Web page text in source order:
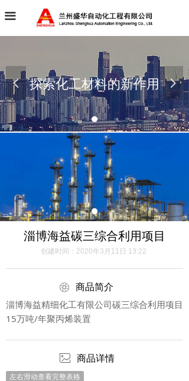
끀
首页
关于我们
案例展示
新闻动态
联系我们
探索化工材料的新作用
넳 넲
淄博海益碳三综合利用项目
商品简介
创建时间： 2020年3月11日 13:22
淄博海益精细化工有限公司碳三综合利用项目
15万吨/年聚丙烯装置
商品详情
左右滑动查看完整表格
ꁵ
ꂈ